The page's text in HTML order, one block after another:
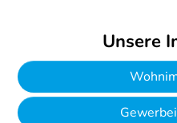
Unsere